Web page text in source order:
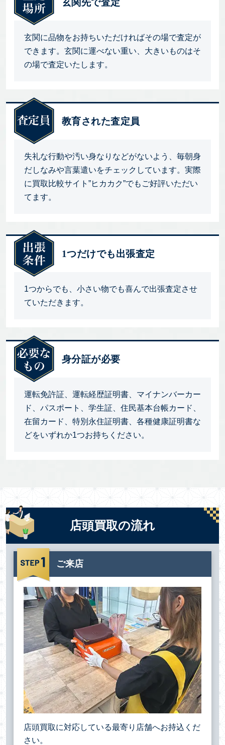
玄関先で査定
玄関に品物をお持ちいただければその場で査定が
できます。玄関に運べない重い、大きいものはそ
の場で査定いたします。
教育された査定員
失礼な行動や汚い身なりなどがないよう、毎朝身
だしなみや言葉遣いをチェックしています。実際
に買取比較サイト”ヒカカク”でもご好評いただい
てます。
1つだけでも出張査定
1つからでも、小さい物でも喜んで出張査定させ
ていただきます。
身分証が必要
運転免許証、運転経歴証明書、マイナンバーカー
ド、パスポート、学生証、住民基本台帳カード、
在留カード、特別永住証明書、各種健康証明書な
どをいずれか1つお持ちください。
店頭買取の流れ
ご来店
店頭買取に対応している最寄り店舗へお持込くだ
さい。